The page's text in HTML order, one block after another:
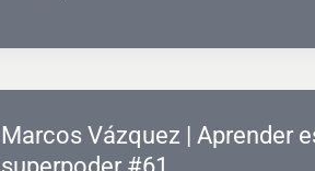
Marcos Vázquez | Aprender